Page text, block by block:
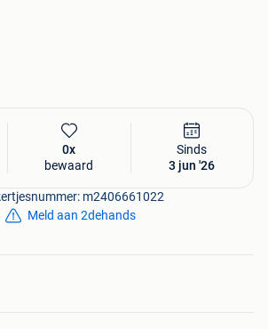
0x
bewaard
Sinds
3 jun '26
m2406661022
Meld aan 2dehands